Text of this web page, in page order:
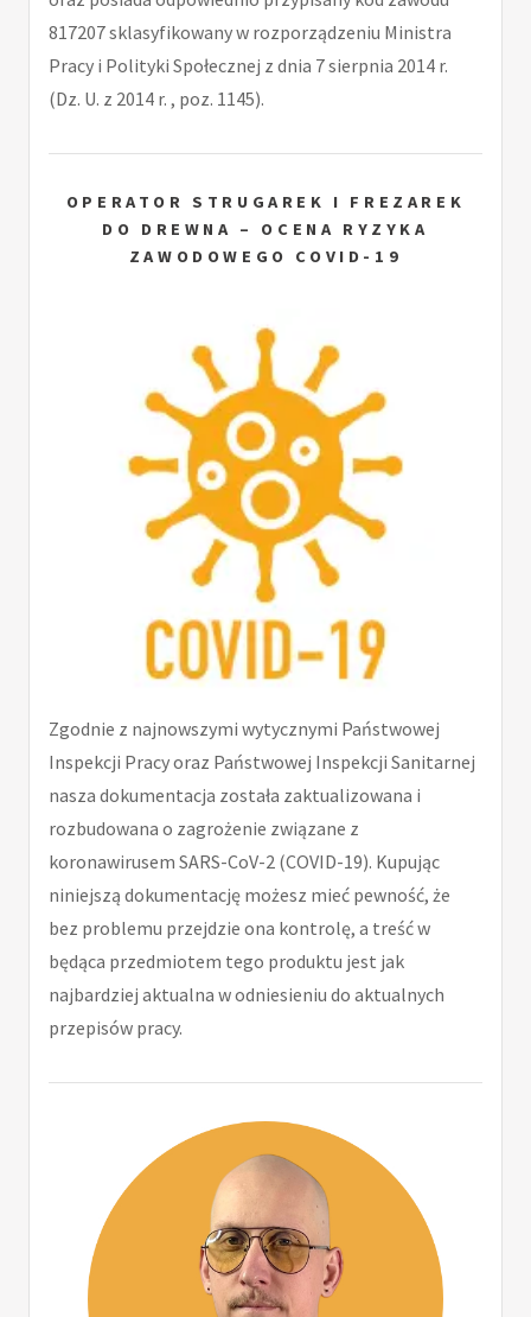
817207 sklasyfikowany w rozporządzeniu Ministra
Pracy i Polityki Społecznej z dnia 7 sierpnia 2014 r.
(Dz. U. z 2014 r. , poz. 1145).
OPERATOR STRUGAREK I FREZAREK
DO DREWNA – OCENA RYZYKA
ZAWODOWEGO COVID-19
Zgodnie z najnowszymi wytycznymi Państwowej
Inspekcji Pracy oraz Państwowej Inspekcji Sanitarnej
nasza dokumentacja została zaktualizowana i
rozbudowana o zagrożenie związane z
koronawirusem SARS-CoV-2 (COVID-19). Kupując
niniejszą dokumentację możesz mieć pewność, że
bez problemu przejdzie ona kontrolę, a treść w
będąca przedmiotem tego produktu jest jak
najbardziej aktualna w odniesieniu do aktualnych
przepisów pracy.